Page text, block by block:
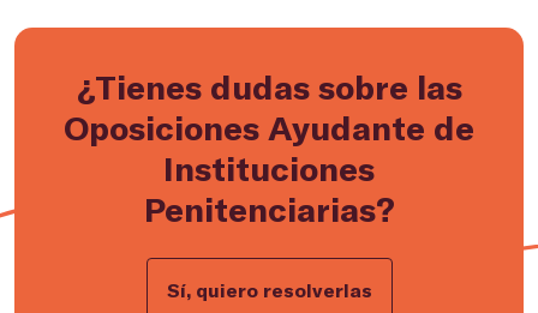
¿Tienes dudas sobre las
Oposiciones Ayudante de
Instituciones
Penitenciarias?
Sí, quiero resolverlas